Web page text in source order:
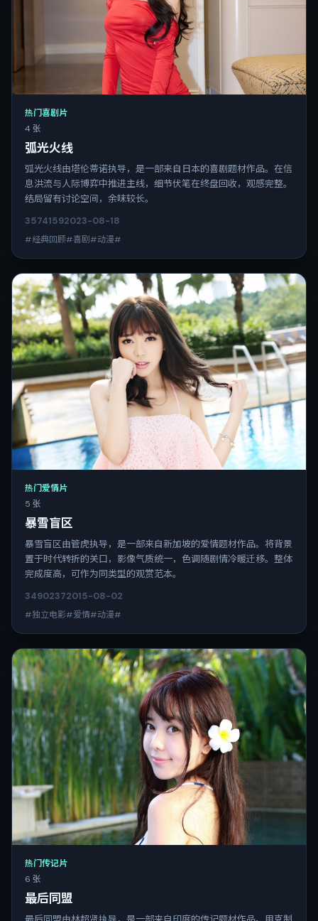
热门喜剧片
4 张
弧光火线
弧光火线由塔伦蒂诺执导，是一部来自日本的喜剧题材作品。在信
息洪流与人际博弈中推进主线，细节伏笔在终盘回收，观感完整。
结局留有讨论空间，余味较长。
35741592023-08-18
#经典回顾#喜剧#动漫#
热门爱情片
5 张
暴雪盲区
暴雪盲区由管虎执导，是一部来自新加坡的爱情题材作品。将背景
置于时代转折的关口，影像气质统一，色调随剧情冷暖迁移。整体
完成度高，可作为同类型的观赏范本。
34902372015-08-02
#独立电影#爱情#动漫#
热门传记片
6 张
最后同盟